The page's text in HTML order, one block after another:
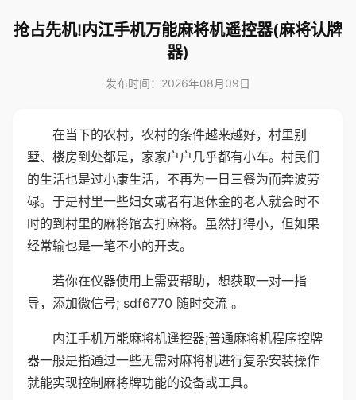
抢占先机!内江手机万能麻将机遥控器(麻将认牌
器)
发布时间：2026年08月09日
在当下的农村，农村的条件越来越好，村里别
墅、楼房到处都是，家家户户几乎都有小车。村民们
的生活也是过小康生活，不再为一日三餐为而奔波劳
碌。于是村里一些妇女或者有退休金的老人就会时不
时的到村里的麻将馆去打麻将。虽然打得小，但如果
经常输也是一笔不小的开支。
若你在仪器使用上需要帮助，想获取一对一指
导，添加微信号; sdf6770 随时交流 。
内江手机万能麻将机遥控器;普通麻将机程序控牌
器一般是指通过一些无需对麻将机进行复杂安装操作
就能实现控制麻将牌功能的设备或工具。